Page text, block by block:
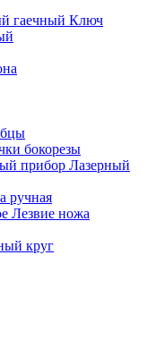
Ключ
бокорезы
Лазерный
ручная
Лезвие ножа
круг